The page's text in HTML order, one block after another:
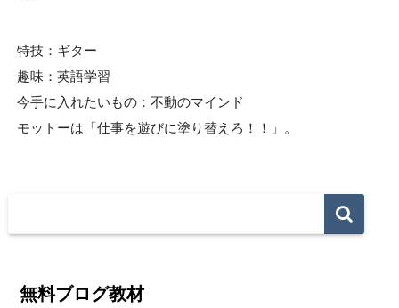
特技：ギター
趣味：英語学習
今手に入れたいもの：不動のマインド
モットーは「仕事を遊びに塗り替えろ！！」。
無料ブログ教材